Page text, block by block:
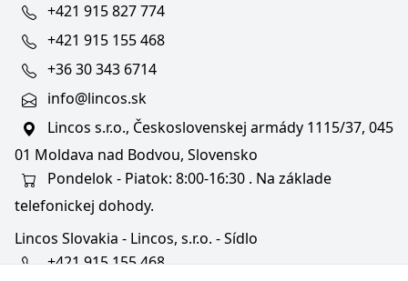
+421 915 827 774
+421 915 155 468
+36 30 343 6714
info@lincos.sk
Lincos s.r.o., Československej armády 1115/37, 045
01 Moldava nad Bodvou, Slovensko
Pondelok - Piatok: 8:00-16:30 . Na základe
telefonickej dohody.
Lincos Slovakia - Lincos, s.r.o. - Sídlo
+421 915 155 468